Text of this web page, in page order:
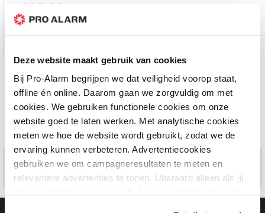
Deze website maakt gebruik van cookies
Bij Pro-Alarm begrijpen we dat veiligheid voorop staat,
offline én online. Daarom gaan we zorgvuldig om met
cookies. We gebruiken functionele cookies om onze
website goed te laten werken. Met analytische cookies
meten we hoe de website wordt gebruikt, zodat we de
ervaring kunnen verbeteren. Advertentiecookies
gebruiken we om campagneresultaten te meten en
relevantere advertenties te tonen. Uiteraard alleen als jij
1.983,00
Informatie